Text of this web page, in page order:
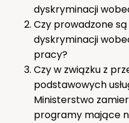
dyskryminacji
Czy prowadzone
dyskryminacji
pracy?
Czy w związku z
podstawowych
Ministerstwo
programy mające